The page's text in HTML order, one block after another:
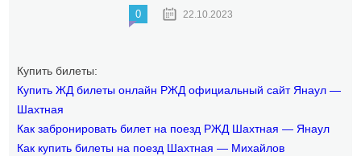
0 22.10.2023
Купить билеты:
Купить ЖД билеты онлайн РЖД официальный сайт Янаул —
Шахтная
Как забронировать билет на поезд РЖД Шахтная — Янаул
Как купить билеты на поезд Шахтная — Михайлов